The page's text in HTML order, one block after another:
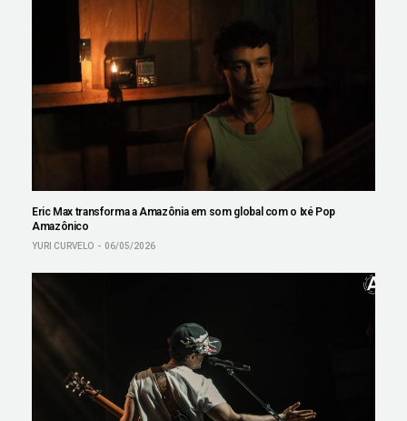
Eric Max transforma a Amazônia em som global com o Ixé Pop
Amazônico
YURI CURVELO 06/05/2026